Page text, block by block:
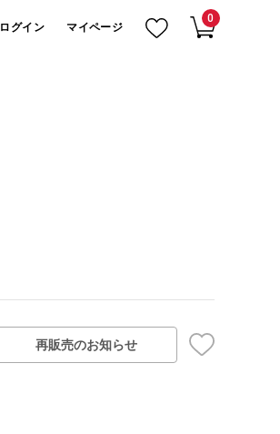
ログイン マイページ
0
再販売のお知らせ